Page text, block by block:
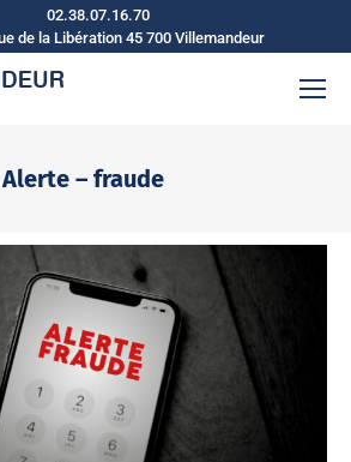
02.38.07.16.70
de la Libération 45 700 Villemandeur
Alerte – fraude